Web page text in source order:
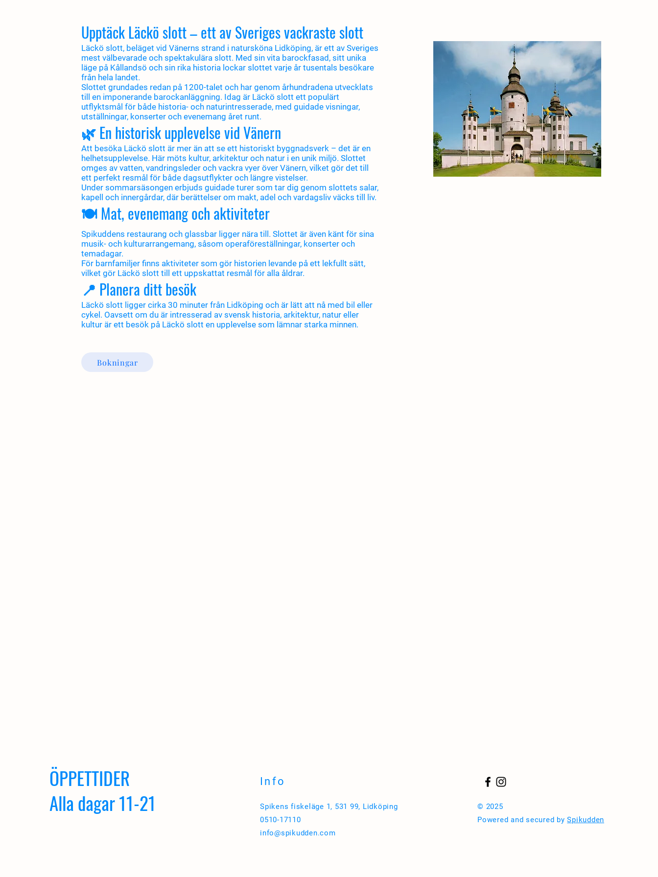
Upptäck Läckö slott – ett av Sveriges vackraste slott
Läckö slott, beläget vid Vänerns strand i natursköna Lidköping, är ett av Sveriges
mest välbevarade och spektakulära slott. Med sin vita barockfasad, sitt unika
läge på Kållandsö och sin rika historia lockar slottet varje år tusentals besökare
från hela landet.
Slottet grundades redan på 1200-talet och har genom århundradena utvecklats
till en imponerande barockanläggning. Idag är Läckö slott ett populärt
utflyktsmål för både historia- och naturintresserade, med guidade visningar,
utställningar, konserter och evenemang året runt.
🌿 En historisk upplevelse vid Vänern
Att besöka Läckö slott är mer än att se ett historiskt byggnadsverk – det är en
helhetsupplevelse. Här möts kultur, arkitektur och natur i en unik miljö. Slottet
omges av vatten, vandringsleder och vackra vyer över Vänern, vilket gör det till
ett perfekt resmål för både dagsutflykter och längre vistelser.
Under sommarsäsongen erbjuds guidade turer som tar dig genom slottets salar,
kapell och innergårdar, där berättelser om makt, adel och vardagsliv väcks till liv.
🍽️ Mat, evenemang och aktiviteter
Spikuddens restaurang och glassbar ligger nära till. Slottet är även känt för sina
musik- och kulturarrangemang, såsom operaföreställningar, konserter och
temadagar.
För barnfamiljer finns aktiviteter som gör historien levande på ett lekfullt sätt,
vilket gör Läckö slott till ett uppskattat resmål för alla åldrar.
📍 Planera ditt besök
Läckö slott ligger cirka 30 minuter från Lidköping och är lätt att nå med bil eller
cykel. Oavsett om du är intresserad av svensk historia, arkitektur, natur eller
kultur är ett besök på Läckö slott en upplevelse som lämnar starka minnen.
Bokningar
ÖPPETTIDER
Alla dagar 11-21
Info
Spikens fiskeläge 1, 531 99, Lidköping
0510-17110
info@spikudden.com
© 2025
Powered and secured bySpikudden